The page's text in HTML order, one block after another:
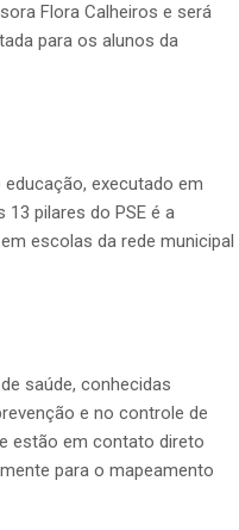
Flora Calheiros e será
para os alunos da
educação, executado em
pilares do PSE é a
escolas da rede municipal
saúde, conhecidas
e no controle de
estão em contato direto
para o mapeamento